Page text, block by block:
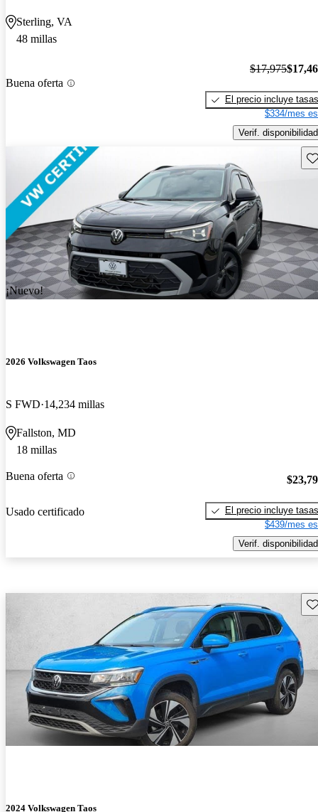
Sterling, VA
48 millas
Buena oferta
$17,975
El precio incluye tasas
$334/mes
Verif. disponibilidad
¡Nuevo!
2026 Volkswagen Taos
S FWD 14,234 millas
Fallston, MD
18 millas
Buena oferta
Usado certificado
El precio incluye tasas
$439/mes
Verif. disponibilidad
2024 Volkswagen Taos